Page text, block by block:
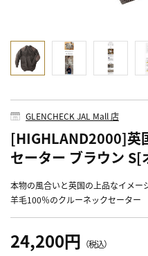
GLENCHECK JAL Mall 店
[HIGHLAND2000]英
セーター ブラウン S[
本物の風合いと英国の上品なイメー
羊毛100％のクルーネックセーター
24,200円 （税込）